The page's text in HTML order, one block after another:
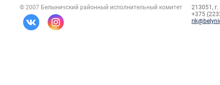
© 2007 Белыничский районный исполнительный комитет
213051,
+375